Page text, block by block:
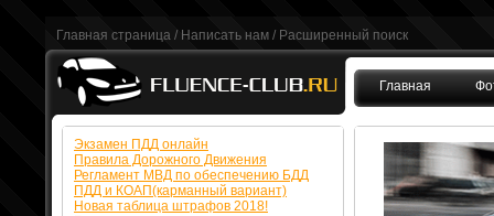
Главная страница / Написать нам / Расширенный поиск
Главная
Экзамен ПДД онлайн
Правила Дорожного Движения
Регламент МВД по обеспечению БДД
ПДД и КОАП(карманный вариант)
Новая таблица штрафов 2018!